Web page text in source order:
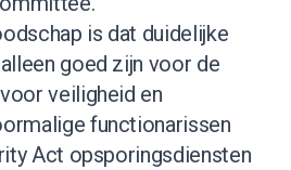
is dat duidelijke
goed zijn voor de
veiligheid en
functionarissen
Act opsporingsdiensten